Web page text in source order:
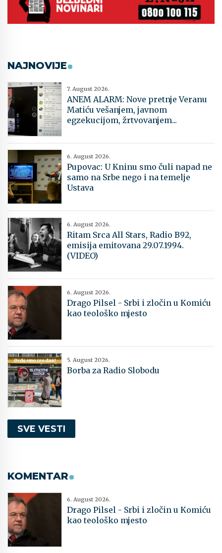
NAJNOVIJE
7. August 2026.
ANEM ALARM: Nove pretnje Veranu
Matiću vešanjem, javnom
egzekucijom, žrtvovanjem...
6. August 2026.
Pupovac: U Kninu smo čuli napad ne
samo na Srbe nego i na temelje
Ustava
6. August 2026.
Ritam Srca All Stars, Radio B92,
emisija emitovana 29.07.1994.
(VIDEO)
6. August 2026.
Drago Pilsel - Srbi i zločin u Komiću
kao teološko mjesto
5. August 2026.
Borba za Radio Slobodu
SVE VESTI
KOMENTAR
6. August 2026.
Drago Pilsel - Srbi i zločin u Komiću
kao teološko mjesto